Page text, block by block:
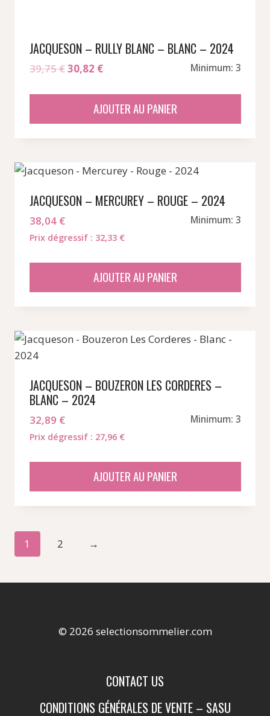
JACQUESON – RULLY BLANC – BLANC – 2024
39,75€Le
était :
30,82 €Le
est :
Minimum: 3
AJOUTER AU PANIER
JACQUESON – MERCUREY – ROUGE – 2024
38,04 € Minimum: 3
Prix dégressif : 32,33 €
AJOUTER AU PANIER
JACQUESON – BOUZERON LES CORDERES –
BLANC – 2024
32,89 € Minimum: 3
Prix dégressif : 27,96 €
AJOUTER AU PANIER
1 2 →
© 2026 selectionsommelier.com
CONTACT US
CONDITIONS GÉNÉRALES DE VENTE – SASU